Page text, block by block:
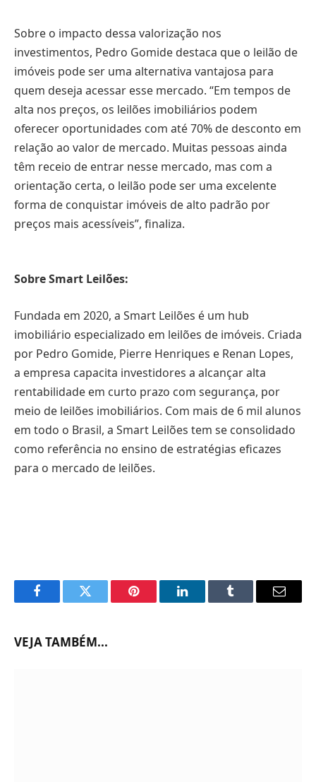
Sobre o impacto dessa valorização nos
investimentos, Pedro Gomide destaca que o leilão de
imóveis pode ser uma alternativa vantajosa para
quem deseja acessar esse mercado. “Em tempos de
alta nos preços, os leilões imobiliários podem
oferecer oportunidades com até 70% de desconto em
relação ao valor de mercado. Muitas pessoas ainda
têm receio de entrar nesse mercado, mas com a
orientação certa, o leilão pode ser uma excelente
forma de conquistar imóveis de alto padrão por
preços mais acessíveis”, finaliza.
Sobre Smart Leilões:
Fundada em 2020, a Smart Leilões é um hub
imobiliário especializado em leilões de imóveis. Criada
por Pedro Gomide, Pierre Henriques e Renan Lopes,
a empresa capacita investidores a alcançar alta
rentabilidade em curto prazo com segurança, por
meio de leilões imobiliários. Com mais de 6 mil alunos
em todo o Brasil, a Smart Leilões tem se consolidado
como referência no ensino de estratégias eficazes
para o mercado de leilões.
FacebookTwitter Pinterest LinkedInTumblr Email
VEJA TAMBÉM...